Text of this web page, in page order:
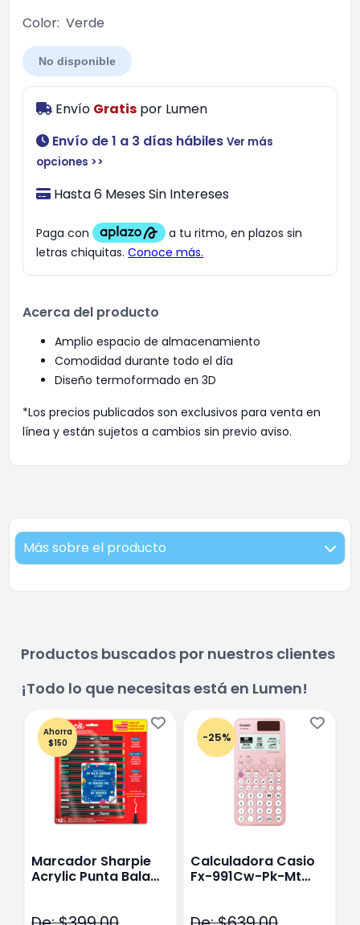
Color: Verde
No disponible
Envío Gratis por Lumen
Envío de 1 a 3 días hábiles Ver más
opciones >>
Hasta 6 Meses Sin Intereses
Acerca del producto
Amplio espacio de almacenamiento
Comodidad durante todo el día
Diseño termoformado en 3D
*Los precios publicados son exclusivos para venta en
línea y están sujetos a cambios sin previo aviso.
Más sobre el producto
Productos buscados por nuestros clientes
¡Todo lo que necesitas está en Lumen!
Ahorra
$150
Marcador Sharpie
Acrylic Punta Bala
-25%
Calculadora Casio
Fx-991Cw-Pk-Mt